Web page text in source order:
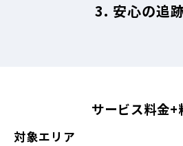
3. 安心の追
サービス料金+
対象エリア